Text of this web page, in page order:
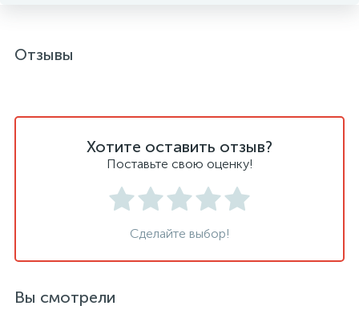
Отзывы
Хотите оставить отзыв?
Поставьте свою оценку!
Сделайте выбор!
Вы смотрели